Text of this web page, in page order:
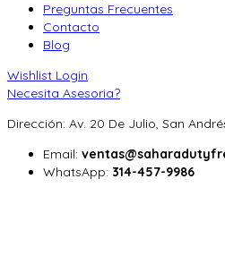
Preguntas Frecuentes
Contacto
Blog
Wishlist Login
Necesita Asesoria?
Dirección: Av. 20 De Julio, San
Email:
WhatsApp: 314-457-9986